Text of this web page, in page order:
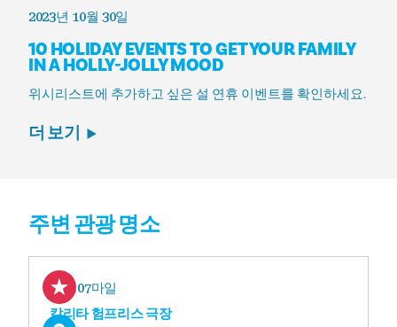
2023년 10월 30일
10 HOLIDAY EVENTS TO GET YOUR FAMILY
IN A HOLLY-JOLLY MOOD
위시리스트에 추가하고 싶은 설 연휴 이벤트를 확인하세요.
더 보기
주변 관광 명소
0.07마일
칼리타 험프리스 극장